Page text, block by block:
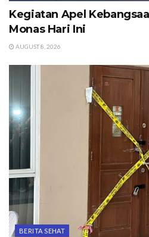
Kegiatan Apel
Monas Hari Ini
AUGUST 8, 2026
BERITA SEHAT